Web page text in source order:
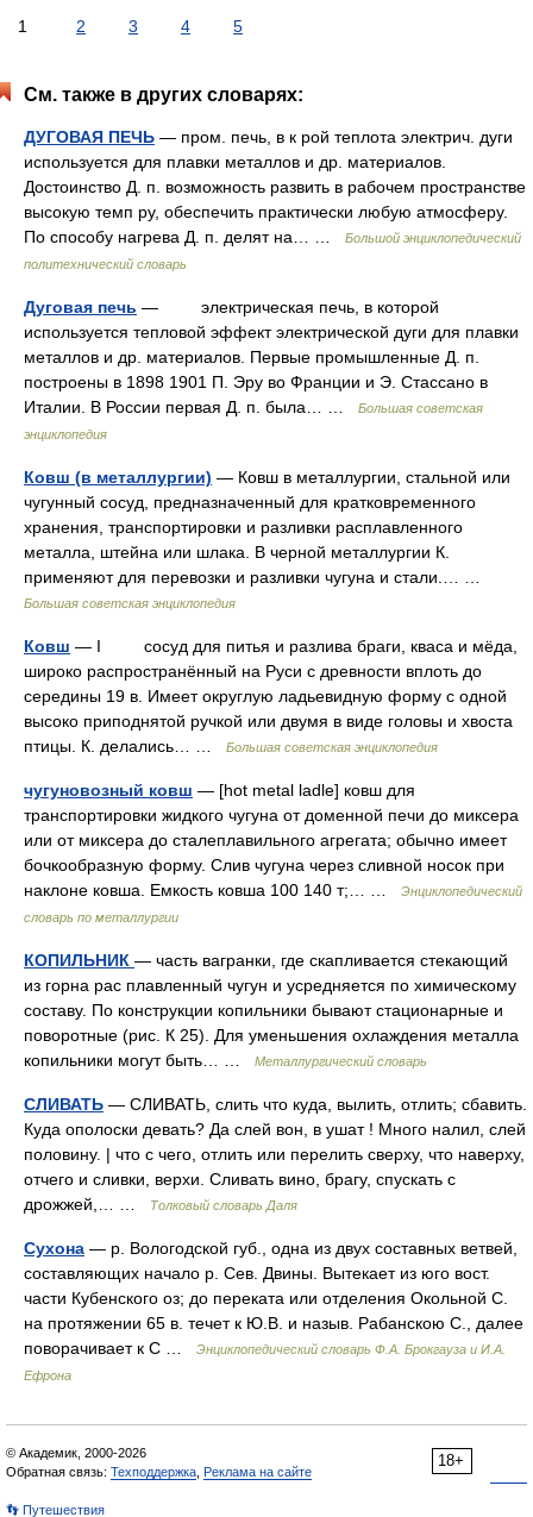
1 2 3 4 5
См. также в других словарях:
ДУГОВАЯ ПЕЧЬ — пром. печь, в к рой теплота электрич. дуги
используется для плавки металлов и др. материалов.
Достоинство Д. п. возможность развить в рабочем пространстве
высокую темп ру, обеспечить практически любую атмосферу.
По способу нагрева Д. п. делят на… …
Большой энциклопедический
политехнический словарь
Дуговая печь — электрическая печь, в которой
используется тепловой эффект электрической дуги для плавки
металлов и др. материалов. Первые промышленные Д. п.
построены в 1898 1901 П. Эру во Франции и Э. Стассано в
Италии. В России первая Д. п. была… …
Большая советская
энциклопедия
Ковш (в металлургии) — Ковш в металлургии, стальной или
чугунный сосуд, предназначенный для кратковременного
хранения, транспортировки и разливки расплавленного
металла, штейна или шлака. В черной металлургии К.
применяют для перевозки и разливки чугуна и стали.… …
Большая советская энциклопедия
Ковш — I сосуд для питья и разлива браги, кваса и мёда,
широко распространённый на Руси с древности вплоть до
середины 19 в. Имеет округлую ладьевидную форму с одной
высоко приподнятой ручкой или двумя в виде головы и хвоста
птицы. К. делались… …
Большая советская энциклопедия
чугуновозный ковш — [hot metal ladle] ковш для
транспортировки жидкого чугуна от доменной печи до миксера
или от миксера до сталеплавильного агрегата; обычно имеет
бочкообразную форму. Слив чугуна через сливной носок при
наклоне ковша. Емкость ковша 100 140 т;… …
Энциклопедический
словарь по металлургии
КОПИЛЬНИК — часть вагранки, где скапливается стекающий
из горна рас плавленный чугун и усредняется по химическому
составу. По конструкции копильники бывают стационарные и
поворотные (рис. К 25). Для уменьшения охлаждения металла
копильники могут быть… …
Металлургический словарь
СЛИВАТЬ — СЛИВАТЬ, слить что куда, вылить, отлить; сбавить.
Куда ополоски девать? Да слей вон, в ушат ! Много налил, слей
половину. | что с чего, отлить или перелить сверху, что наверху,
отчего и сливки, верхи. Сливать вино, брагу, спускать с
дрожжей,… …
Толковый словарь Даля
Сухона — р. Вологодской губ., одна из двух составных ветвей,
составляющих начало р. Сев. Двины. Вытекает из юго вост.
части Кубенского оз; до переката или отделения Окольной С.
на протяжении 65 в. течет к Ю.В. и назыв. Рабанскою С., далее
поворачивает к С …
Энциклопедический словарь Ф.А. Брокгауза и И.А.
Ефрона
18+
© Академик, 2000-2026
Обратная связь: Техподдержка Реклама на сайте
👣 Путешествия